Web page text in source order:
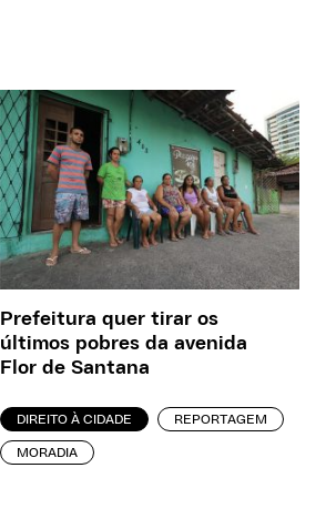
Prefeitura quer tirar os
últimos pobres da avenida
Flor de Santana
DIREITO À CIDADE REPORTAGEM
MORADIA